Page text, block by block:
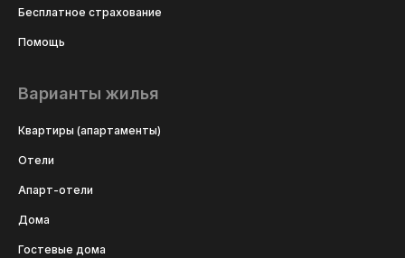
Бесплатное страхование
Помощь
Варианты жилья
Квартиры (апартаменты)
Отели
Апарт-отели
Дома
Гостевые дома